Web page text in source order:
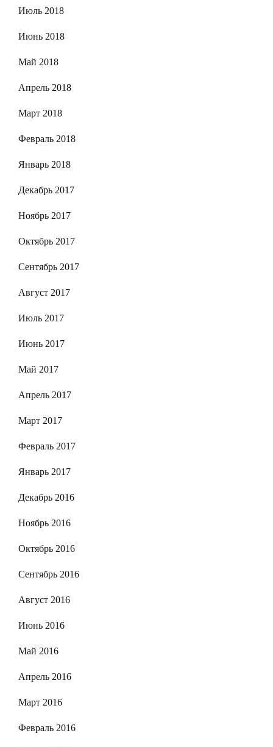
Июль 2018
Июнь 2018
Май 2018
Апрель 2018
Март 2018
Февраль 2018
Январь 2018
Декабрь 2017
Ноябрь 2017
Октябрь 2017
Сентябрь 2017
Август 2017
Июль 2017
Июнь 2017
Май 2017
Апрель 2017
Март 2017
Февраль 2017
Январь 2017
Декабрь 2016
Ноябрь 2016
Октябрь 2016
Сентябрь 2016
Август 2016
Июнь 2016
Май 2016
Апрель 2016
Март 2016
Февраль 2016